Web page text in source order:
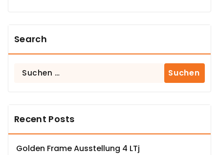
Search
Suchen
Recent Posts
Golden Frame Ausstellung 4 LTj